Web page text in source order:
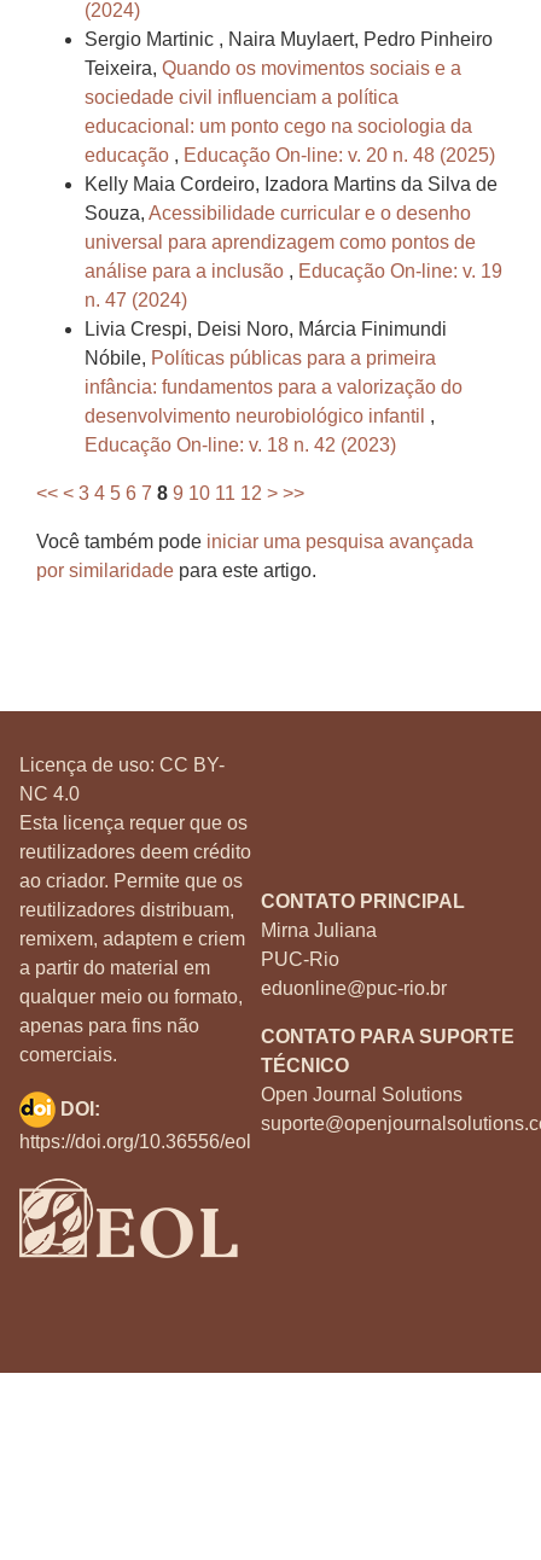
(2024)
Sergio Martinic , Naira Muylaert, Pedro Pinheiro
Teixeira, Quando os movimentos sociais e a
sociedade civil influenciam a política
educacional: um ponto cego na sociologia da
educação , Educação On-line: v. 20 n. 48 (2025)
Kelly Maia Cordeiro, Izadora Martins da Silva de
Souza, Acessibilidade curricular e o desenho
universal para aprendizagem como pontos de
análise para a inclusão , Educação On-line: v. 19
n. 47 (2024)
Livia Crespi, Deisi Noro, Márcia Finimundi
Nóbile, Políticas públicas para a primeira
infância: fundamentos para a valorização do
desenvolvimento neurobiológico infantil ,
Educação On-line: v. 18 n. 42 (2023)
<< < 3 4 5 6 7 8 9 10 11 12 > >>
Você também pode iniciar uma pesquisa avançada
por similaridade para este artigo.
Licença de uso: CC BY-
NC 4.0
Esta licença requer que os
reutilizadores deem crédito
ao criador. Permite que os
reutilizadores distribuam,
remixem, adaptem e criem
a partir do material em
qualquer meio ou formato,
apenas para fins não
comerciais.
CONTATO PRINCIPAL
Mirna Juliana
PUC-Rio
eduonline@puc-rio.br
CONTATO PARA SUPORTE
TÉCNICO
Open Journal Solutions
DOI:
https://doi.org/10.36556/eol